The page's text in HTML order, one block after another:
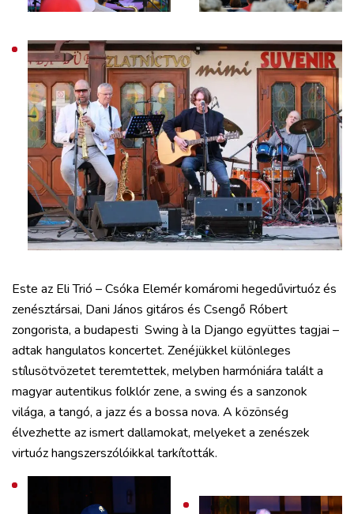
Este az Eli Trió – Csóka Elemér komáromi hegedűvirtuóz és
zenésztársai, Dani János gitáros és Csengő Róbert
zongorista, a budapesti Swing à la Django együttes tagjai –
adtak hangulatos koncertet. Zenéjükkel különleges
stílusötvözetet teremtettek, melyben harmóniára talált a
magyar autentikus folklór zene, a swing és a sanzonok
világa, a tangó, a jazz és a bossa nova. A közönség
élvezhette az ismert dallamokat, melyeket a zenészek
virtuóz hangszerszólóikkal tarkították.